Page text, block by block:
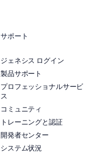
サポート
ジェネシス ログイン
製品サポート
プロフェッショナルサービ
ス
コミュニティ
トレーニングと認証
開発者センター
システム状況